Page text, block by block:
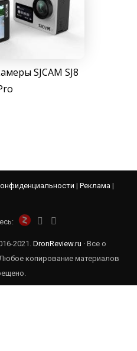
SJCAM SJ8
| Реклама |
2021. DronReview.ru · Все о
копирование материалов